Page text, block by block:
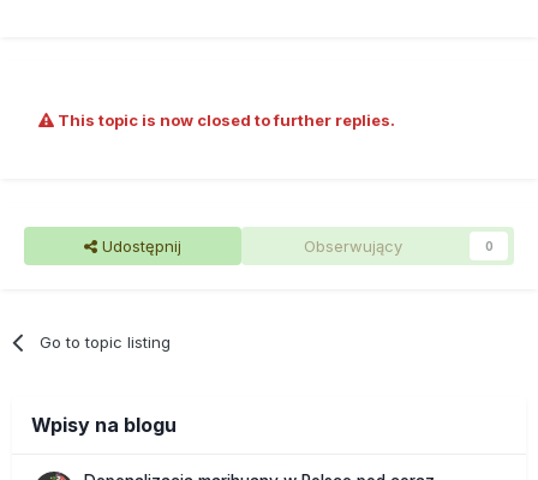
This topic is now closed to further replies.
Udostępnij Obserwujący 0
Go to topic listing
Wpisy na blogu